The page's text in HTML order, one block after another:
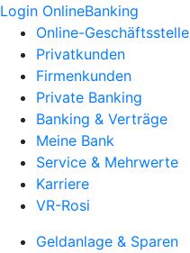
Login OnlineBanking
Online-Geschäftsstelle
Privatkunden
Firmenkunden
Private Banking
Banking & Verträge
Meine Bank
Service & Mehrwerte
Karriere
VR-Rosi
Geldanlage & Sparen